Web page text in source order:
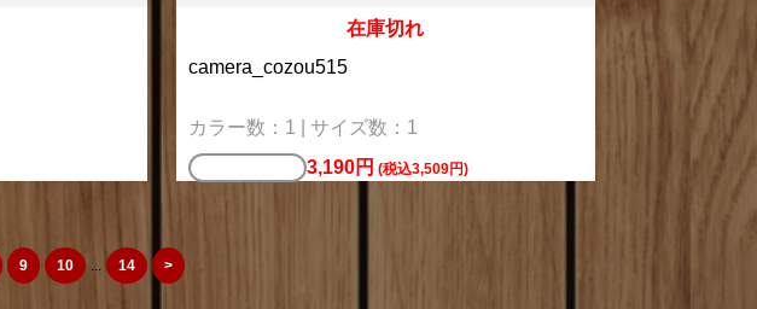
在庫切れ
camera_cozou515
カラー数：1 | サイズ数：1
3,190円 (税込3,509円)
9 10 ... 14 >